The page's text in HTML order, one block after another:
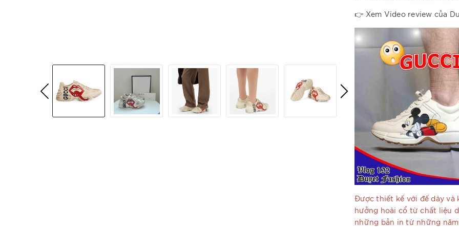
👉 Xem Video review của
Được thiết kế với đế dày và
hưởng hoài cổ từ chất liệu
những bản in từ những năm